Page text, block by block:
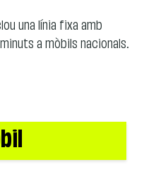
una línia fixa amb
a mòbils nacionals.